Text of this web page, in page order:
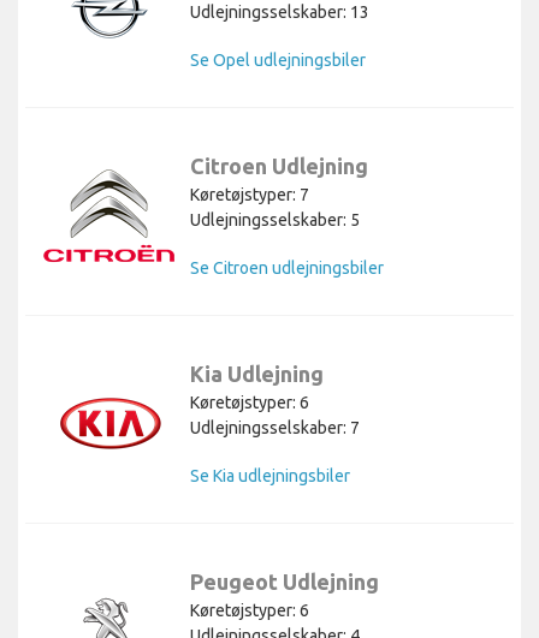
Udlejningsselskaber: 13
Se Opel udlejningsbiler
Citroen Udlejning
Køretøjstyper: 7
Udlejningsselskaber: 5
Se Citroen udlejningsbiler
Kia Udlejning
Køretøjstyper: 6
Udlejningsselskaber: 7
Se Kia udlejningsbiler
Peugeot Udlejning
Køretøjstyper: 6